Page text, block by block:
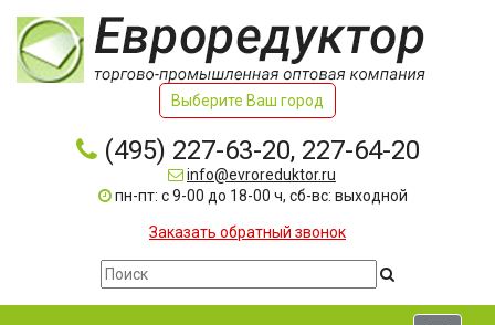
Выберите Ваш город
(495) 227-63-20, 227-64-20
info@evroreduktor.ru
пн-пт: с 9-00 до 18-00 ч, сб-вс: выходной
Заказать обратный звонок